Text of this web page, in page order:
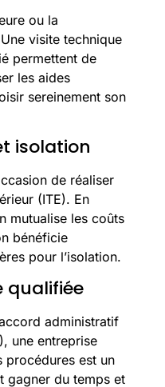
ou la
visite technique
permettent de
les aides
sereinement son
isolation
de réaliser
(ITE). En
mutualise les coûts
bénéficie
pour l’isolation.
qualifiée
administratif
une entreprise
procédures est un
gagner du temps et